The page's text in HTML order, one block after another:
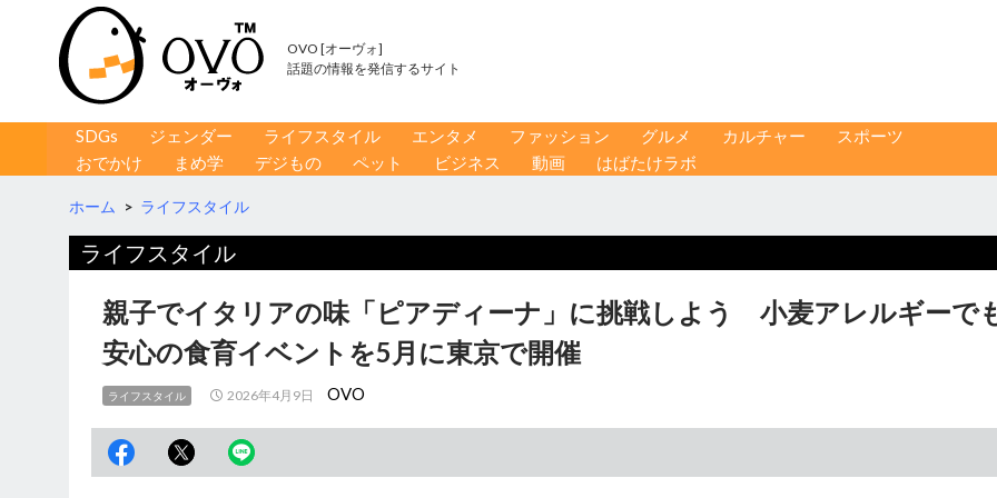
OVO [オーヴォ]
話題の情報を発信するサイト
コンテンツへ移動
SDGs ジェンダー ライフスタイル エンタメ ファッション グルメ カルチャー
スポーツ
おでかけ
まめ学 デジもの ペット ビジネス 動画 はばたけラボ
ホーム > ライフスタイル
ライフスタイル
親子でイタリアの味「ピアディーナ」に挑戦しよう 小麦アレルギーで
安心の食育イベントを5月に東京で開催
ライフスタイル 2026年4月9日 OVO